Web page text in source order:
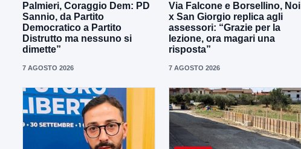
Palmieri, Coraggio Dem: PD
Sannio, da Partito
Democratico a Partito
Distrutto ma nessuno si
dimette”
7 AGOSTO 2026
Via Falcone e Borsellino, Noi
x San Giorgio replica agli
assessori: “Grazie per la
lezione, ora magari una
risposta”
7 AGOSTO 2026